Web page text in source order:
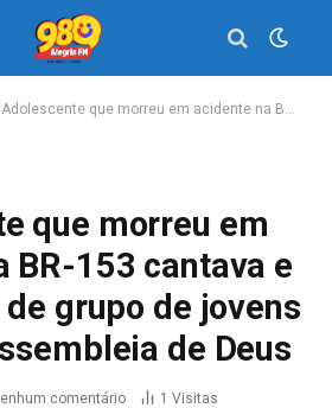
Adolescente que morreu em acidente na BR-153 cantava e fazia parte de grupo de jovens da igreja Assembleia de Deus
que morreu em
BR-153 cantava e
grupo de jovens
de Deus
comentário 1 Visitas